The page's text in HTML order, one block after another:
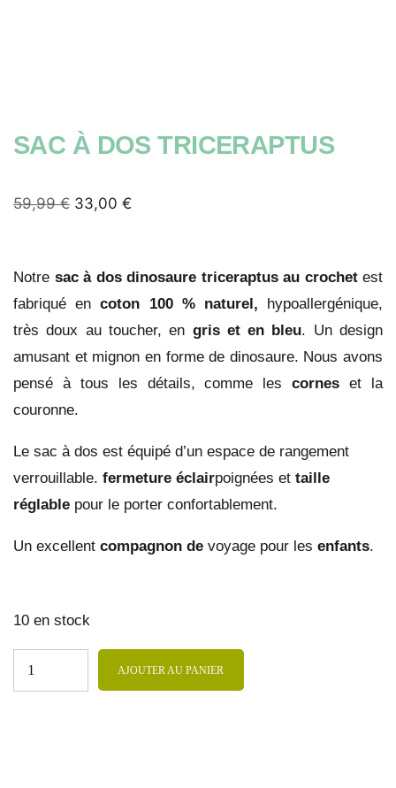
SAC À DOS TRICERAPTUS
59,99€ 33,00 €
Notre sac à dos dinosaure triceraptus au crochetest
fabriqué encoton 100 % naturel, hypoallergénique,
très doux au toucher, en gris et en bleu. Un design
amusant et mignon en forme de dinosaure. Nous avons
pensé à tous les détails, comme lescornes et la
couronne.
Le sac à dos est équipé d’un espace de rangement
verrouillable. fermeture éclairpoignées et taille
réglable pour le porter confortablement.
Un excellent compagnon de voyage pour les enfants.
10 en stock
AJOUTER AU PANIER